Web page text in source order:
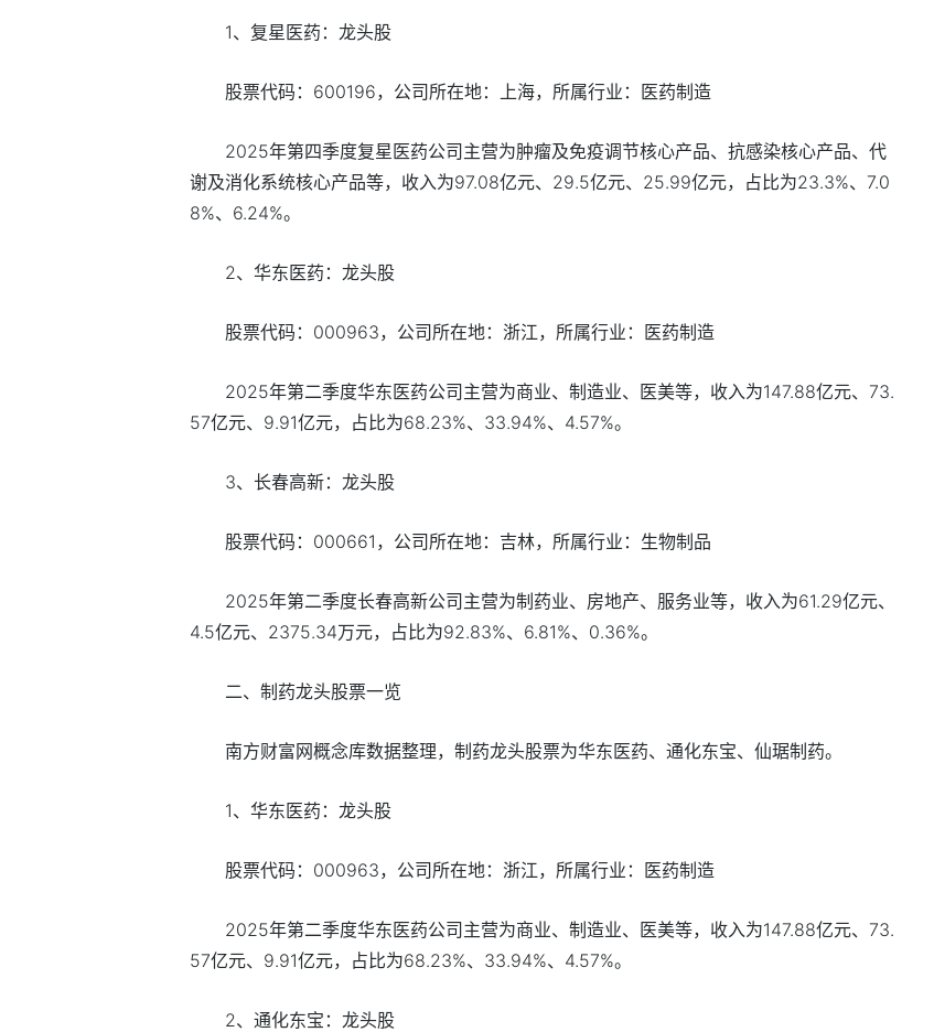
1、复星医药：龙头股
股票代码：600196，公司所在地：上海，所属行业：医药制造
2025年第四季度复星医药公司主营为肿瘤及免疫调节核心产品、抗感染核心产品、代
谢及消化系统核心产品等，收入为97.08亿元、29.5亿元、25.99亿元，占比为23.3%、7.0
8%、6.24%。
2、华东医药：龙头股
股票代码：000963，公司所在地：浙江，所属行业：医药制造
2025年第二季度华东医药公司主营为商业、制造业、医美等，收入为147.88亿元、73.
57亿元、9.91亿元，占比为68.23%、33.94%、4.57%。
3、长春高新：龙头股
股票代码：000661，公司所在地：吉林，所属行业：生物制品
2025年第二季度长春高新公司主营为制药业、房地产、服务业等，收入为61.29亿元、
4.5亿元、2375.34万元，占比为92.83%、6.81%、0.36%。
二、制药龙头股票一览
南方财富网概念库数据整理，制药龙头股票为华东医药、通化东宝、仙琚制药。
1、华东医药：龙头股
股票代码：000963，公司所在地：浙江，所属行业：医药制造
2025年第二季度华东医药公司主营为商业、制造业、医美等，收入为147.88亿元、73.
57亿元、9.91亿元，占比为68.23%、33.94%、4.57%。
2、通化东宝：龙头股